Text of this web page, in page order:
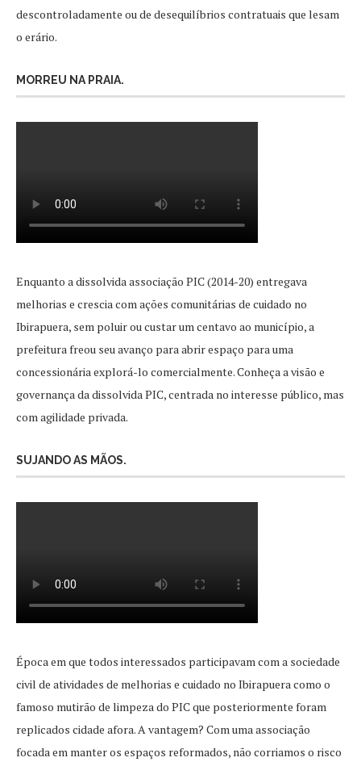
descontroladamente ou de desequilíbrios contratuais que lesam
o erário.
MORREU NA PRAIA.
Enquanto a dissolvida associação PIC (2014-20) entregava
melhorias e crescia com ações comunitárias de cuidado no
Ibirapuera, sem poluir ou custar um centavo ao município, a
prefeitura freou seu avanço para abrir espaço para uma
concessionária explorá-lo comercialmente. Conheça a visão e
governança da dissolvida PIC, centrada no interesse público, mas
com agilidade privada.
SUJANDO AS MÃOS.
Época em que todos interessados participavam com a sociedade
civil de atividades de melhorias e cuidado no Ibirapuera como o
famoso mutirão de limpeza do PIC que posteriormente foram
replicados cidade afora. A vantagem? Com uma associação
focada em manter os espaços reformados, não corriamos o risco